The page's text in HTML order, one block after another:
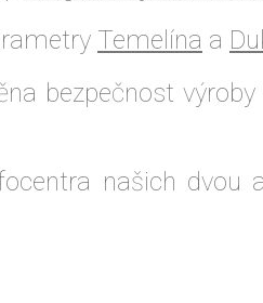
Temelína a
bezpečnost
našich dvou